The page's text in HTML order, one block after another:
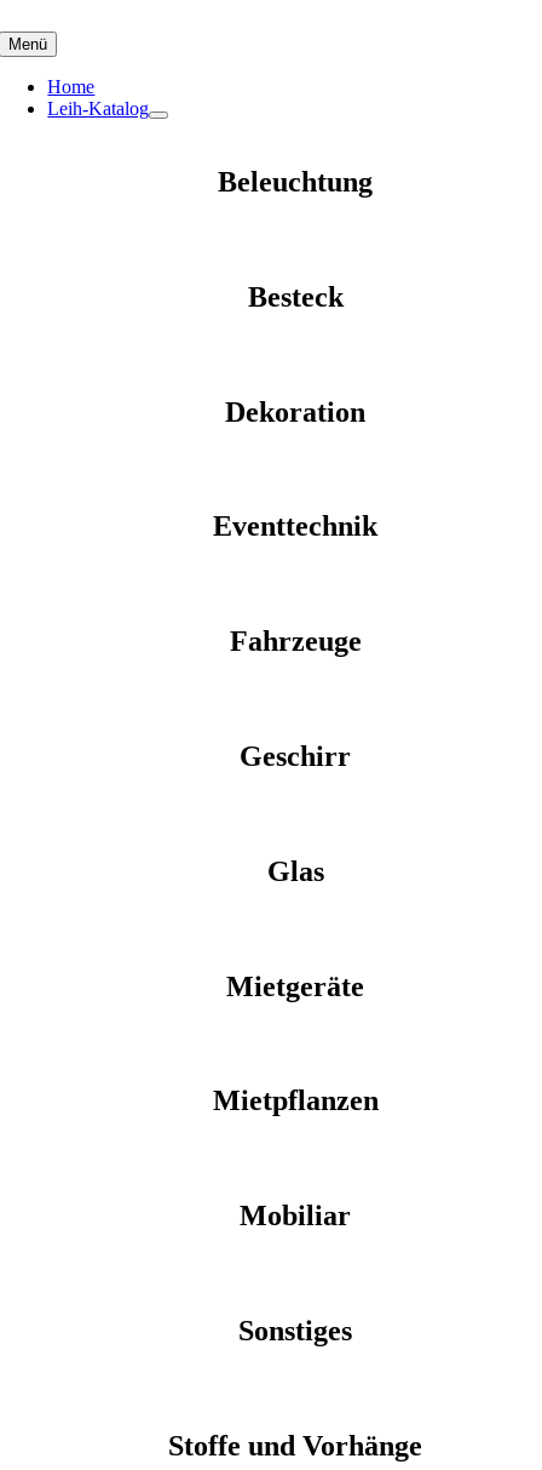
to
content
Menü
Home
Leih-Katalog
Beleuchtung
Besteck
Dekoration
Eventtechnik
Fahrzeuge
Geschirr
Glas
Mietgeräte
Mietpflanzen
Mobiliar
Sonstiges
Stoffe und Vorhänge